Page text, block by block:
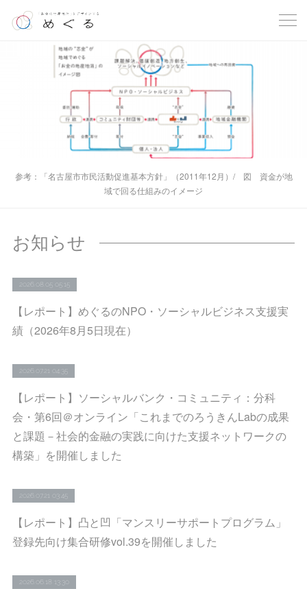
参考：「名古屋市市民活動促進基本方針」（2011年12月）/ 図 資金が地
域で回る仕組みのイメージ
お知らせ
2026.08.05 05:15
【レポート】めぐるのNPO・ソーシャルビジネス支援実
績（2026年8月5日現在）
2026.07.21 04:35
【レポート】ソーシャルバンク・コミュニティ：分科
会・第6回＠オンライン「これまでのろうきんLabの成果
と課題－社会的金融の実践に向けた支援ネットワークの
構築」を開催しました
2026.07.21 03:45
【レポート】凸と凹「マンスリーサポートプログラム」
登録先向け集合研修vol.39を開催しました
2026.06.18 13:30